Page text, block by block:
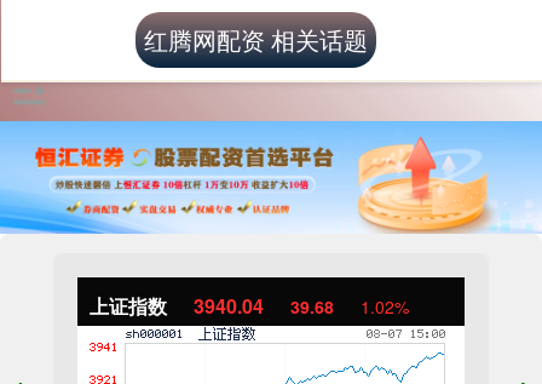
上证指数 3940.04 39.68 1.02%
红腾网配资 相关话题